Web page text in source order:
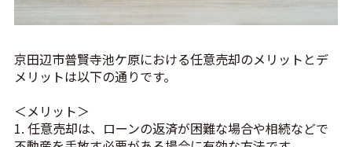
京田辺市普賢寺池ケ原における任意売却のメリットとデ
メリットは以下の通りです。
＜メリット＞
1. 任意売却は、ローンの返済が困難な場合や相続などで